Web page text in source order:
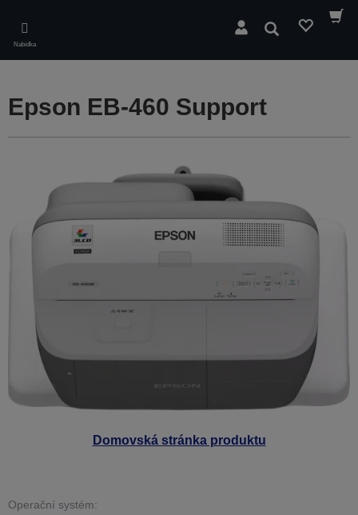
main
content
Nabídka
Hledat
Domovská stránka produktu
Epson EB-460 Support
Operační systém: